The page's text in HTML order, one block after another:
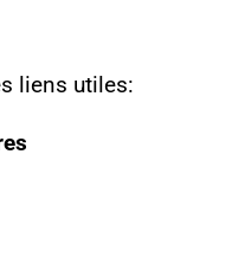
liens utiles: